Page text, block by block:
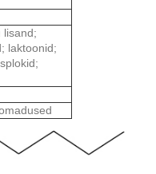
lisand;
laktoonid;